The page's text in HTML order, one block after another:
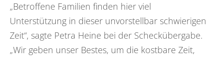
„Betroffene Familien finden hier viel
Unterstützung in dieser unvorstellbar schwierigen
Zeit“, sagte Petra Heine bei der Scheckübergabe.
„Wir geben unser Bestes, um die kostbare Zeit,